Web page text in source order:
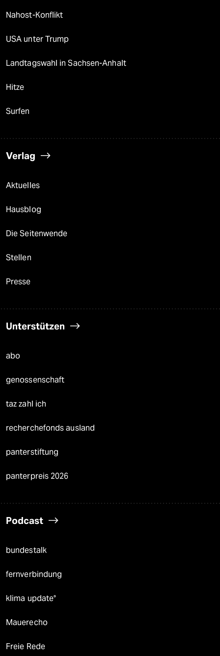
Nahost-Konflikt
USA unter Trump
Landtagswahl in Sachsen-Anhalt
Hitze
Surfen
Verlag
Aktuelles
Hausblog
Die Seitenwende
Stellen
Presse
Unterstützen
abo
genossenschaft
taz zahl ich
recherchefonds ausland
panterstiftung
panterpreis 2026
Podcast
bundestalk
fernverbindung
klima update°
Mauerecho
Freie Rede